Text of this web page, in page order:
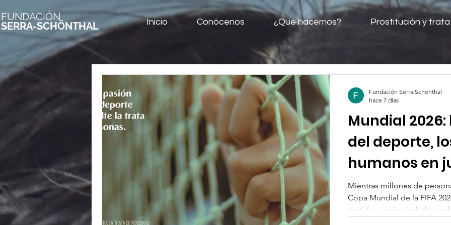
FUNDACIÓN
SERRA-SCHÖNTHAL Inicio Conócenos ¿Qué hacemos? Prostitución y trata
Mundial
del deporte,
humanos en
Mientras millones de
Copa Mundial de la FIFA
partidos y más ciudades
Fundación Serra Schönthal
hace 7 días